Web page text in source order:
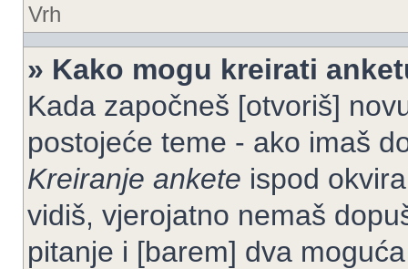
Vrh
» Kako mogu kreirati
Kada započneš [otvoriš]
postojeće teme - ako imaš
Kreiranje ankete ispod
vidiš, vjerojatno nemaš
pitanje i [barem] dva